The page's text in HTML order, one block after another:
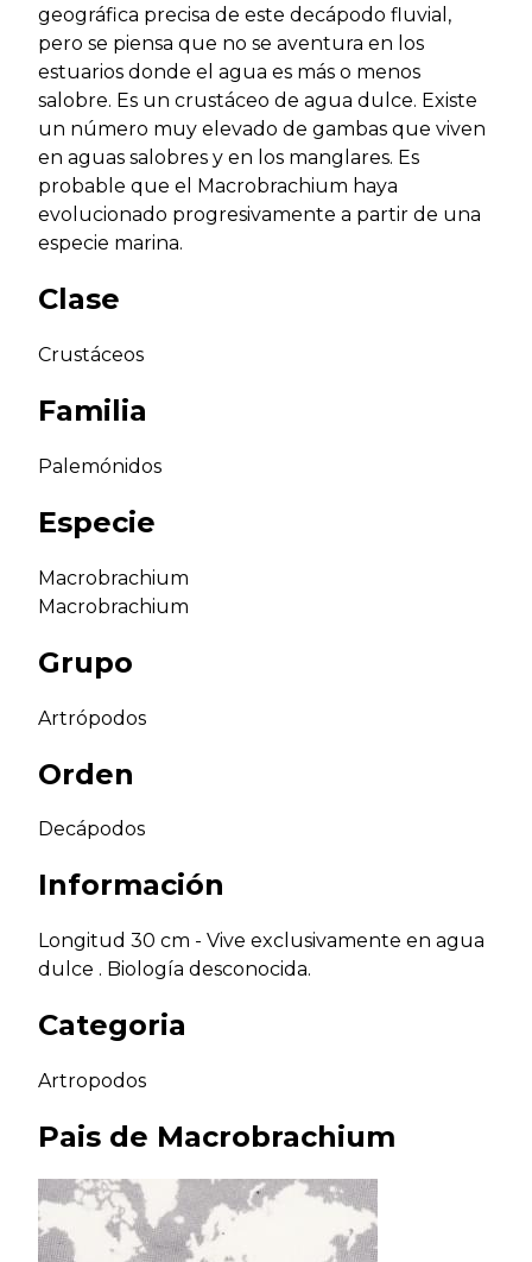
geográfica precisa de este decápodo fluvial,
pero se piensa que no se aventura en los
estuarios donde el agua es más o menos
salobre. Es un crustáceo de agua dulce. Existe
un número muy elevado de gambas que viven
en aguas salobres y en los manglares. Es
probable que el Macrobrachium haya
evolucionado progresivamente a partir de una
especie marina.
Clase
Crustáceos
Familia
Palemónidos
Especie
Macrobrachium
Macrobrachium
Grupo
Artrópodos
Orden
Decápodos
Información
Longitud 30 cm - Vive exclusivamente en agua
dulce . Biología desconocida.
Categoria
Artropodos
Pais de Macrobrachium